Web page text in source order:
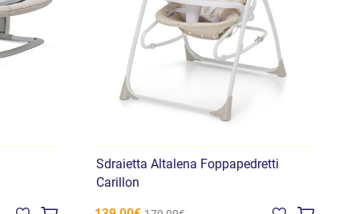
Sdraietta Altalena Foppapedretti
Carillon